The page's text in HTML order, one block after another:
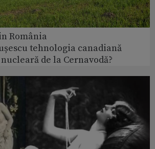
România
tehnologia canadiană
de la Cernavodă?